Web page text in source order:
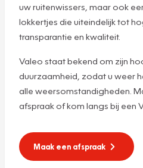
uw ruitenwissers, maar ook
lokkertjes die uiteindelijk tot
transparantie en kwaliteit.
Valeo staat bekend om zijn
duurzaamheid, zodat u weer
alle weersomstandigheden.
afspraak of kom langs bij een
Maak een afspraak